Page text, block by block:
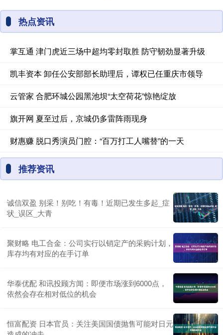
热点资讯
掌互通 津门虎近三场中超均零封取胜 防守韧劲显著升级
凯丰资本 卸任公安部部长助理后，谭权已任重庆市领导
云管家 合肥环城公园黑池坝“太空荷花”惊艳绽放
旗开网 夏至过后，京城仍多雷阵雨现身
财惠赚 脱口秀演员门腔：“百万打工人嘴替”的一天
推荐资讯
诚信双盈 别采！别吃！有毒！近期已发生多起_症
状_误区_大青
聚财略 电工合金：公司实行以销定产的采购计划，
库存均有对应的在手订单
华泰优配 和讯投顾方闻：即便市场涨到6000点，
依然会存在相对低位的机会
恒富配资 日本官员：关注美国国债抛售可能对日元